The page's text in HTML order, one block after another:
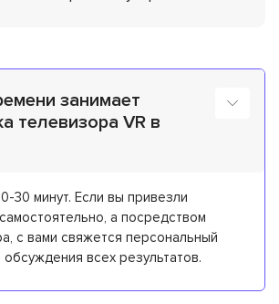
занимает
телевизора VR в
30 минут. Если вы привезли
а посредством
с вами свяжется персональный
всех результатов.